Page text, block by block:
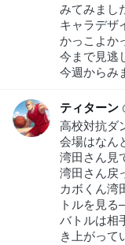
みてみまし
キャラデザ
かっこよか
今まで見逃
今週からみ
ティターン
高校対抗ダ
会場はなん
湾田さん見
湾田さん戻
カボくん湾
トルを見
バトルは相
き上がって